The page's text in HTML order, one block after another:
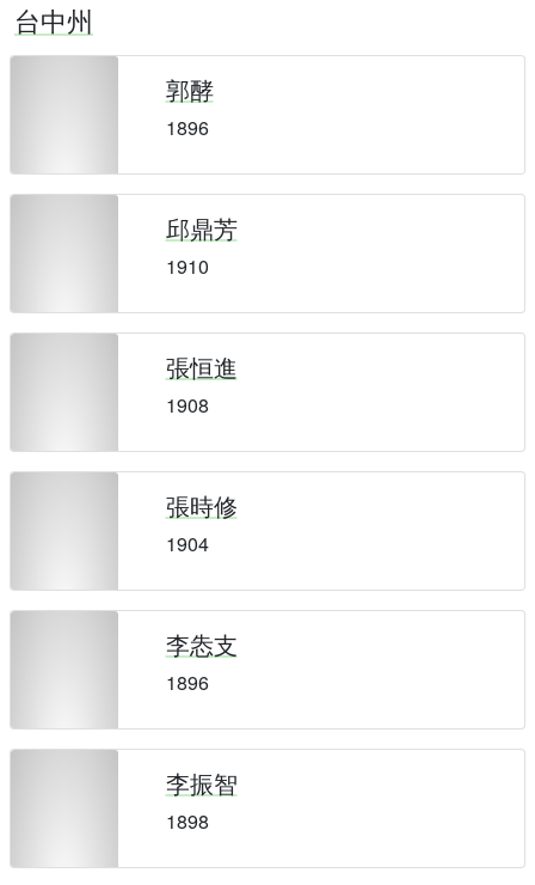
台中州
郭酵
1896
邱鼎芳
1910
張恒進
1908
張時修
1904
李怣支
1896
李振智
1898